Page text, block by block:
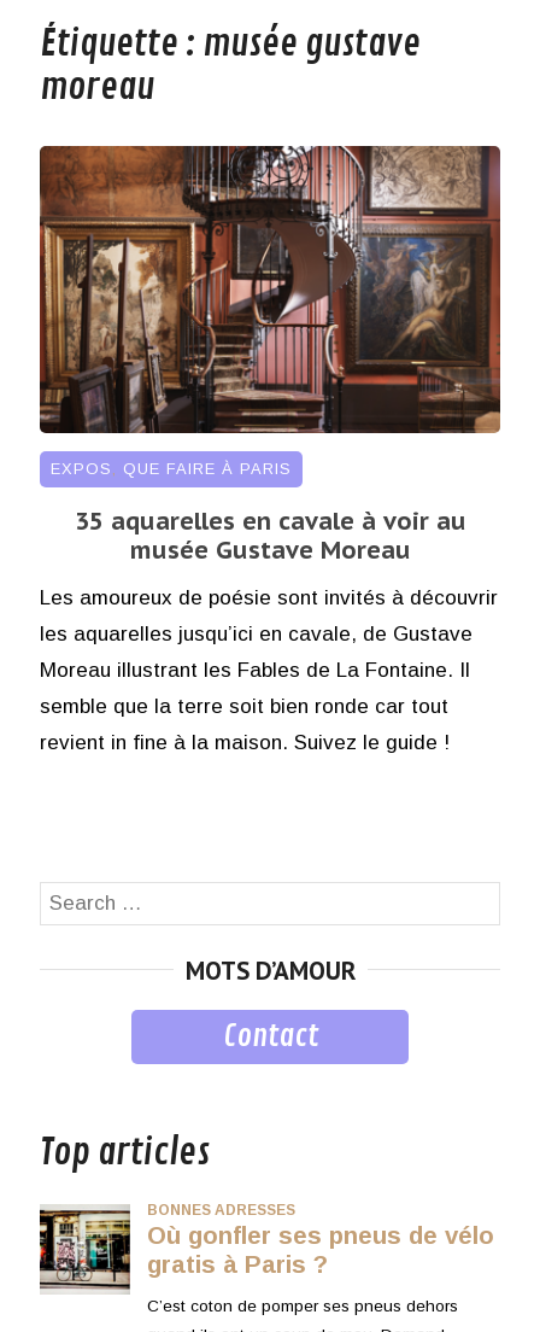
Étiquette : musée gustave
moreau
EXPOS QUE FAIRE À PARIS
35 aquarelles en cavale à voir au
musée Gustave Moreau
Les amoureux de poésie sont invités à découvrir
les aquarelles jusqu’ici en cavale, de Gustave
Moreau illustrant les Fables de La Fontaine. Il
semble que la terre soit bien ronde car tout
revient in fine à la maison. Suivez le guide !
Search
MOTS D’AMOUR
Contact
Top articles